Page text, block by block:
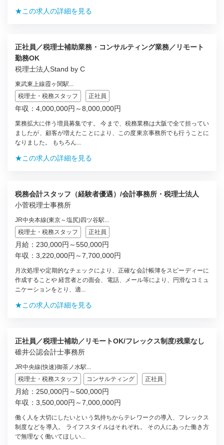
★この求人の詳細を見る
正社員／税理士補助業務・コンサルティング業務／リモート
勤務OK
税理士法人Stand by C
東武東上線霞ヶ関駅...
税理士・税務スタッフ
正社員
年収：4,000,000円～8,000,000円
業務拡大に伴う増員募集です。 今まで、税務業務は大阪で全て担ってい
ましたが、顧客が増えたことにより、この度東京事務所でも行うことに
なりました。 もちろん...
★この求人の詳細を見る
税務会計スタッフ（経験者優遇）/会計事務所・税理士法人
小菅税理士事務所
JR中央本線(東京～塩尻)四ツ谷駅...
税理士・税務スタッフ
正社員
月給：230,000円～550,000円
年収：3,220,000円～7,700,000円
月次処理や定期的なチェックにより、正確な会計帳簿をスピーディーに
作成することや 経営者との面会、電話、メール等により、円滑なコミュ
ニケーションをとり、適...
★この求人の詳細を見る
正社員／税理士補助／リモートOK/フレックス制度/残業なし
碓井公認会計士事務所
JR中央線(快速)御茶ノ水駅...
税理士・税務スタッフ
コンサルティング 正社員
月給：250,000円～500,000円
年収：3,500,000円～7,000,000円
働く人を大切にしたいという気持ちからテレワークの導入、フレックス
制度などを導入。 ライフスタイルはそれぞれ。 その人にあった働き方
で無理なく働いてほしい...